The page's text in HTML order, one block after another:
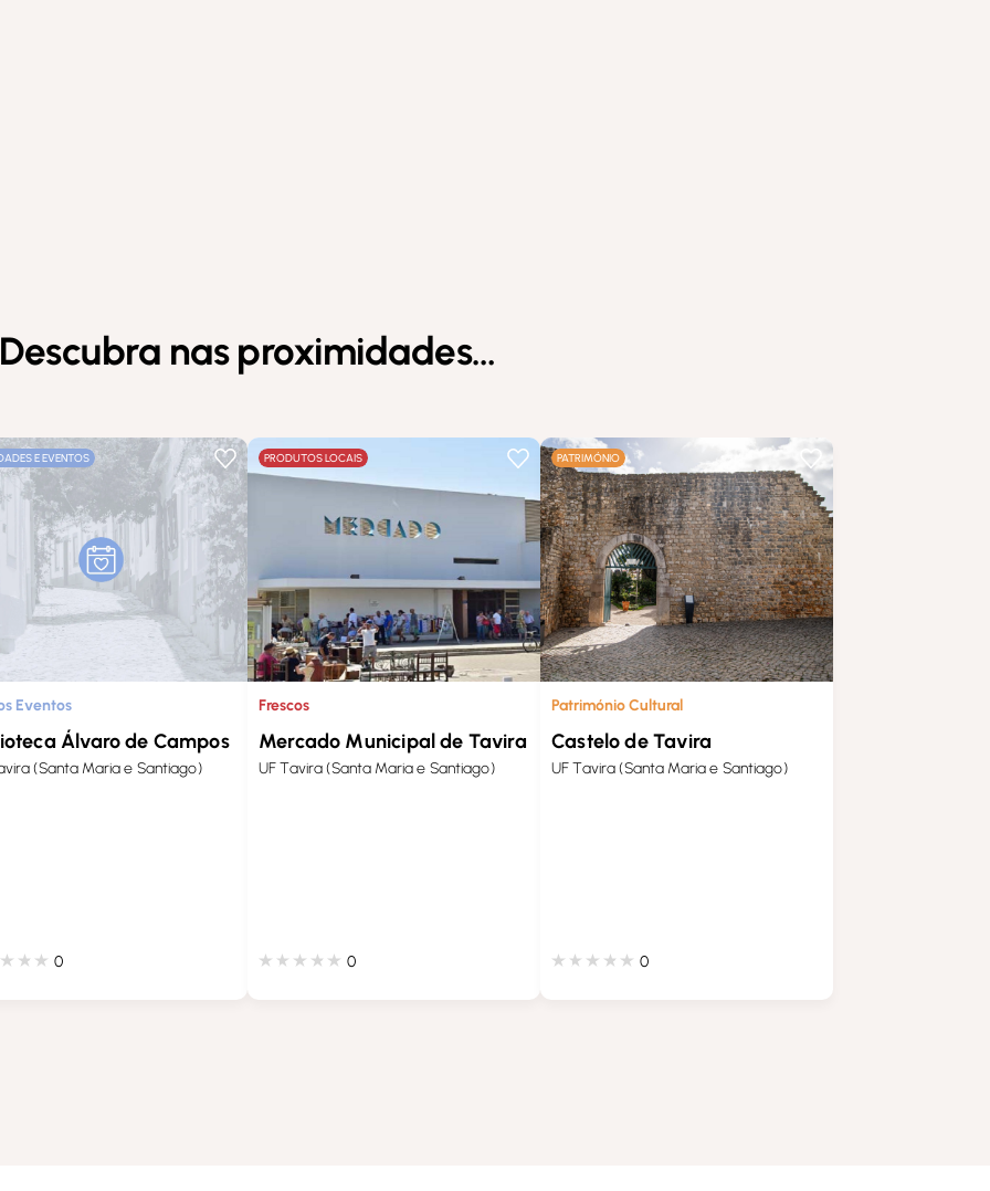
Descubra nas proximidades…
E EVENTOS
Eventos
Álvaro de Campos
(Santa Maria e Santiago)
0
PRODUTOS LOCAIS
Frescos
Mercado Municipal de Tavira
UF Tavira (Santa Maria e Santiago)
0
PATRIMÓNIO
Património Cultural
Castelo de Tavira
UF Tavira (Santa Maria e Santiago)
0